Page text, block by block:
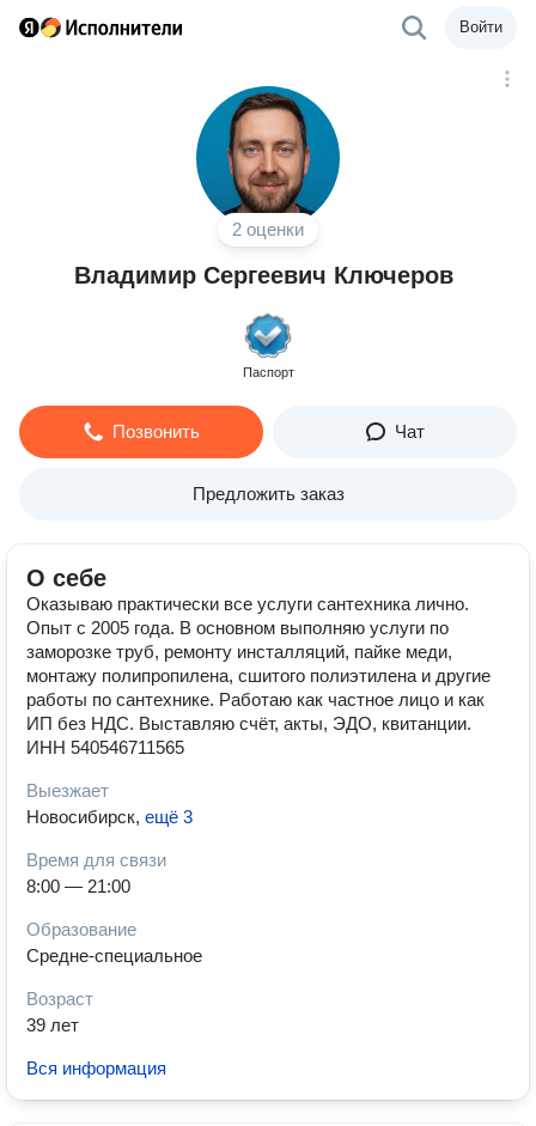
Войти
2 оценки
Владимир Сергеевич Ключеров
Паспорт
Позвонить Чат
Предложить заказ
О себе
Оказываю практически все услуги сантехника лично.
Опыт с 2005 года. В основном выполняю услуги по
заморозке труб, ремонту инсталляций, пайке меди,
монтажу полипропилена, сшитого полиэтилена и другие
работы по сантехнике. Работаю как частное лицо и как
ИП без НДС. Выставляю счёт, акты, ЭДО, квитанции.
ИНН 540546711565
Выезжает
Новосибирск, ещё 3
Время для связи
8:00 — 21:00
Образование
Средне-специальное
Возраст
39 лет
Вся информация